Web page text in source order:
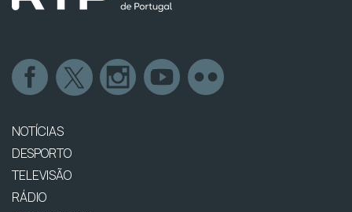
NOTÍCIAS
DESPORTO
TELEVISÃO
RÁDIO